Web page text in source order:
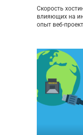
Скорость
влияющих на
опыт веб-